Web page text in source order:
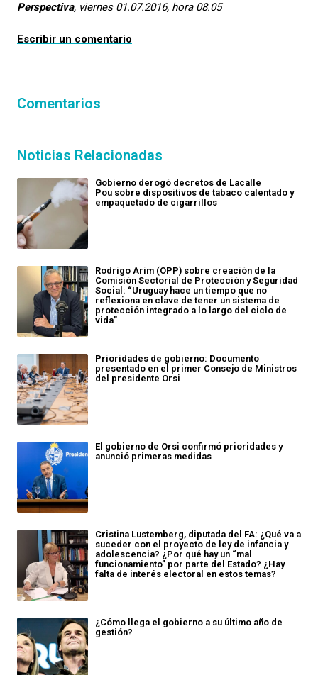
Perspectiva, viernes 01.07.2016, hora 08.05
Escribir un comentario
Comentarios
Noticias Relacionadas
Gobierno derogó decretos de Lacalle
Pou sobre dispositivos de tabaco calentado y
empaquetado de cigarrillos
Rodrigo Arim (OPP) sobre creación de la
Comisión Sectorial de Protección y Seguridad
Social: “Uruguay hace un tiempo que no
reflexiona en clave de tener un sistema de
protección integrado a lo largo del ciclo de
vida”
Prioridades de gobierno: Documento
presentado en el primer Consejo de Ministros
del presidente Orsi
El gobierno de Orsi confirmó prioridades y
anunció primeras medidas
Cristina Lustemberg, diputada del FA: ¿Qué va a
suceder con el proyecto de ley de infancia y
adolescencia? ¿Por qué hay un “mal
funcionamiento” por parte del Estado? ¿Hay
falta de interés electoral en estos temas?
¿Cómo llega el gobierno a su último año de
gestión?